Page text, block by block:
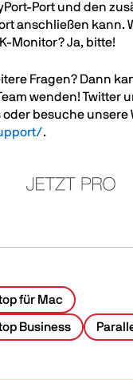
Port und den
anschließen kann.
Monitor? Ja, bitte!
Fragen? Dann
wenden! Twitter
oder besuche unsere
.
für Mac
Business